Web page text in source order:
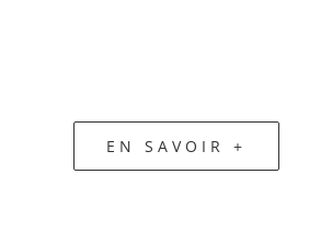
EN SAVOIR +